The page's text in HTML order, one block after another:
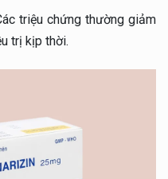
triệu chứng thường giảm
trị kịp thời.